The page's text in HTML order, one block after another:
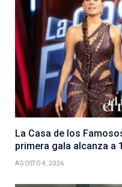
La Casa de los
primera gala alcanza a
AGOSTO 4, 2026